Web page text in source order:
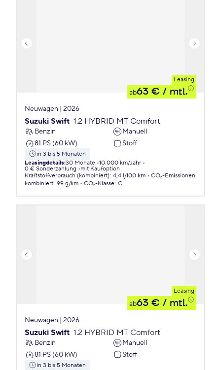
Leasing
ab63 € / mtl.
Neuwagen | 2026
Suzuki Swift 1.2 HYBRID MT Comfort
Benzin
Manuell
81 PS (60 kW)
Stoff
in 3 bis 5 Monaten
Leasingdetails:30 Monate 10.000 km/Jahr
0 € Sonderzahlung
mit Kaufoption
Kraftstoffverbrauch (kombiniert): 4,4 l/100 km
CO₂-Emissionen
kombiniert: 99 g/km CO₂-Klasse: C
Leasing
ab63 € / mtl.
Neuwagen | 2026
Suzuki Swift 1.2 HYBRID MT Comfort
Benzin
Manuell
81 PS (60 kW)
Stoff
in 3 bis 5 Monaten